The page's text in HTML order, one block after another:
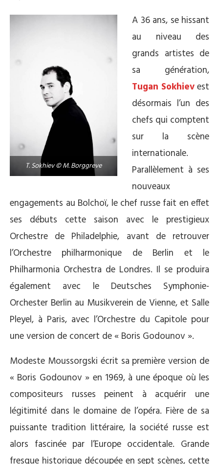
T. Sokhiev © M. Borggreve
A 36 ans, se hissant
au niveau des
grands artistes de
sa génération,
Tugan Sokhievest
désormais l’un des
chefs qui comptent
sur la scène
internationale.
Parallèlement à ses
nouveaux
engagements au Bolchoï, le chef russe fait en effet
ses débuts cette saison avec le prestigieux
Orchestre de Philadelphie, avant de retrouver
l’Orchestre philharmonique de Berlin et le
Philharmonia Orchestra de Londres. Il se produira
également avec le Deutsches Symphonie-
Orchester Berlin au Musikverein de Vienne, et Salle
Pleyel, à Paris, avec l’Orchestre du Capitole pour
une version de concert de « Boris Godounov ».
Modeste Moussorgski écrit sa première version de
« Boris Godounov » en 1969, à une époque où les
compositeurs russes peinent à acquérir une
légitimité dans le domaine de l’opéra. Fière de sa
puissante tradition littéraire, la société russe est
alors fascinée par l’Europe occidentale. Grande
fresque historique découpée en sept scènes, cette